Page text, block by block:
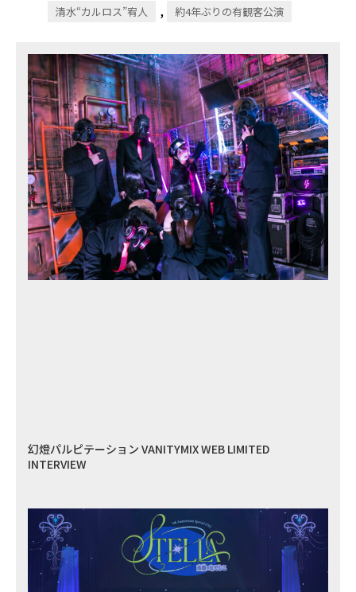
清水“カルロス”宥人 , 約4年ぶりの有観客公演
幻燈パルピテーション VANITYMIX WEB LIMITED
INTERVIEW